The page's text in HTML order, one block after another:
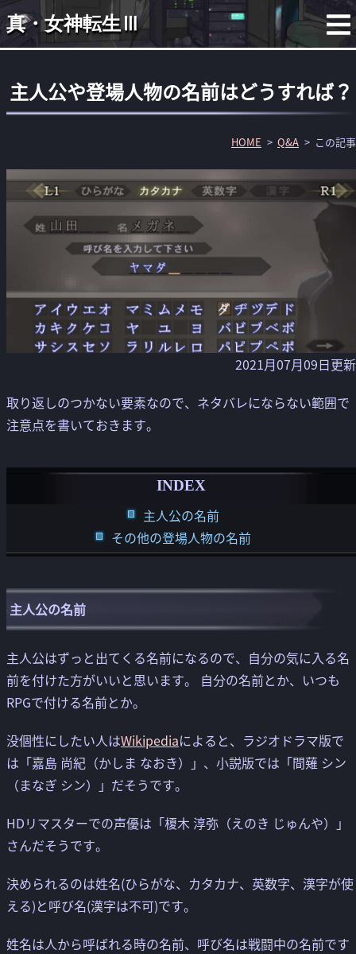
真・女神転生Ⅲ
主人公や登場人物の名前はどうすれば？
HOME Q&A この記事
2021月07月09日更新
取り返しのつかない要素なので、ネタバレにならない範囲で
注意点を書いておきます。
INDEX
主人公の名前
その他の登場人物の名前
主人公の名前
主人公はずっと出てくる名前になるので、自分の気に入る名
前を付けた方がいいと思います。 自分の名前とか、いつも
RPGで付ける名前とか。
没個性にしたい人はWikipediaによると、ラジオドラマ版で
は「嘉島 尚紀（かしま なおき）」、小説版では「間薙 シン
（まなぎ シン）」だそうです。
HDリマスターでの声優は「榎木 淳弥（えのき じゅんや）」
さんだそうです。
決められるのは姓名(ひらがな、カタカナ、英数字、漢字が使
える)と呼び名(漢字は不可)です。
姓名は人から呼ばれる時の名前、呼び名は戦闘中の名前です